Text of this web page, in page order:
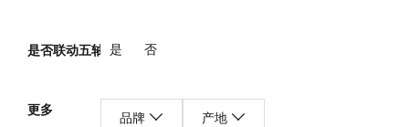
是否联动五轴 是 否
更多 品牌 产地